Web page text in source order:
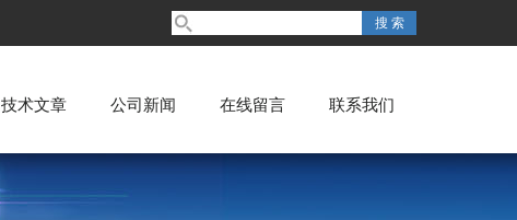
技术文章 公司新闻 在线留言 联系我们